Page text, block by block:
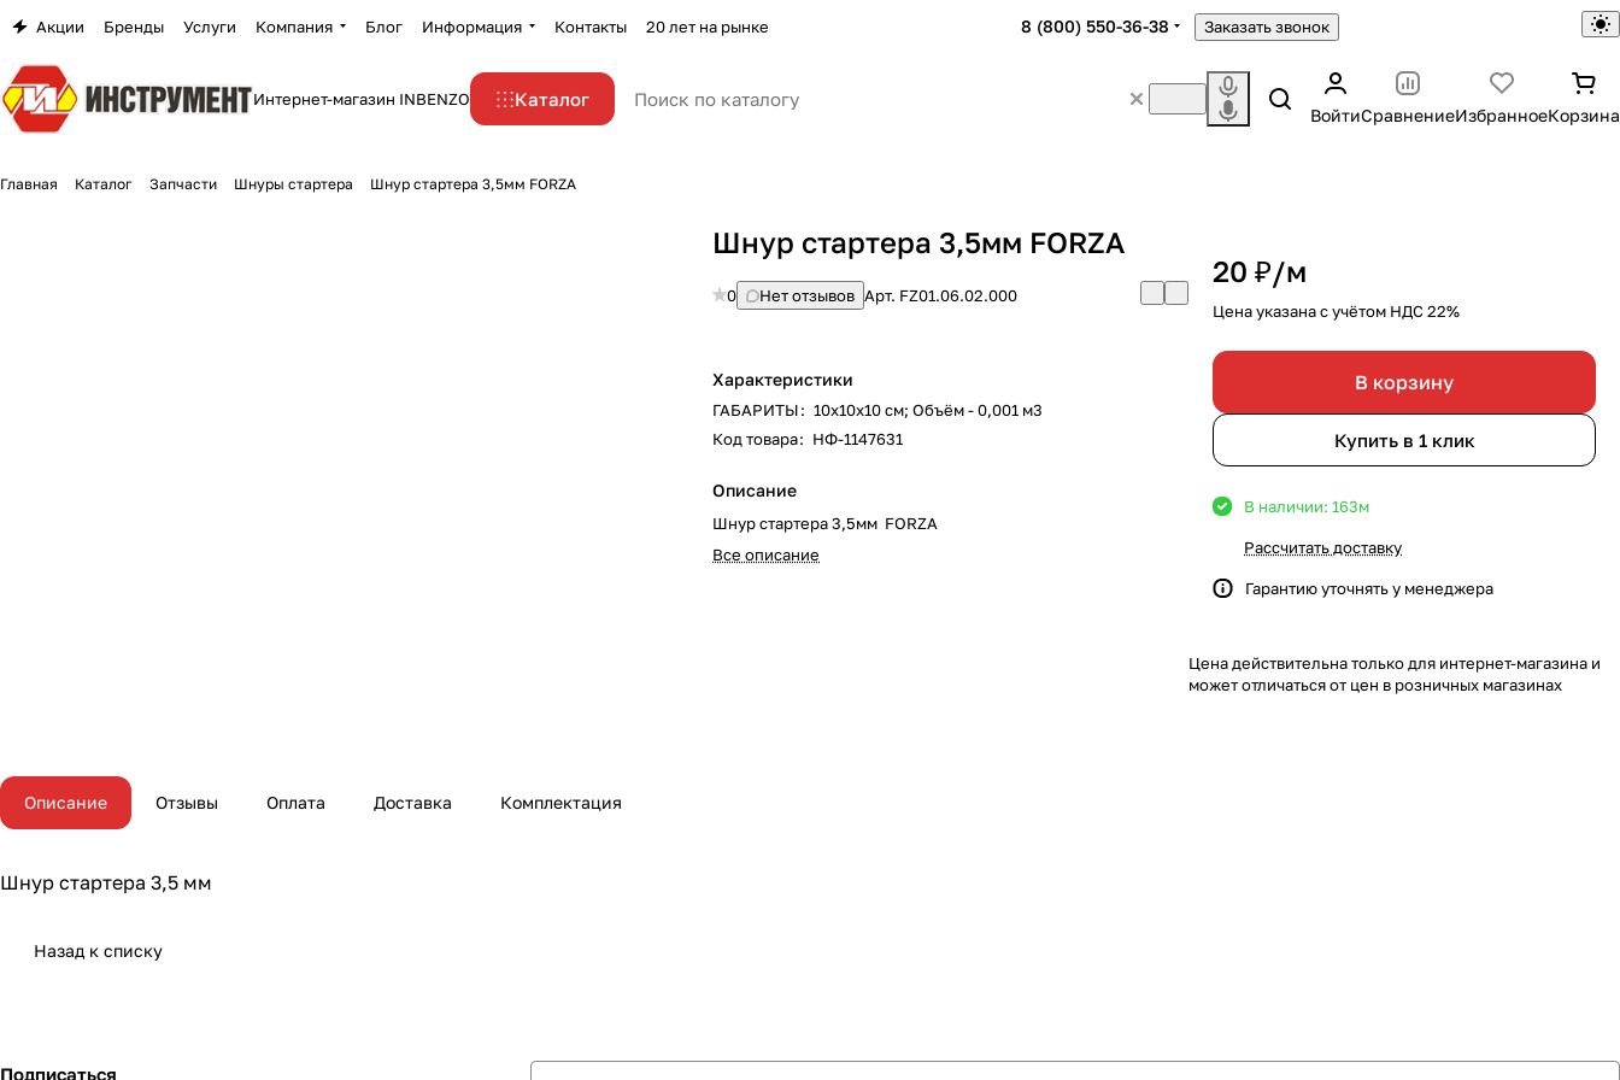
Акции Бренды Услуги Компания Блог Информация Контакты 20 лет на рынке 8 (800) 550-36-38 Заказать звонок
Интернет-магазин INBENZO Каталог
ВойтиСравнениеИзбранноеКорзина
Главная Каталог Запчасти Шнуры стартера Шнур стартера 3,5мм FORZA
Шнур стартера 3,5мм FORZA
0 Нет отзывов Арт. FZ01.06.02.000
Характеристики
ГАБАРИТЫ: 10х10х10 см; Объём - 0,001 м3
Код товара: НФ-1147631
Описание
Шнур стартера 3,5мм FORZA
Все описание
20 ₽/м
Цена указана с учётом НДС 22%
В корзину
Купить в 1 клик
В наличии: 163м
Рассчитать доставку
Гарантию уточнять у менеджера
Цена действительна только для интернет-магазина и
может отличаться от цен в розничных магазинах
Описание Отзывы Оплата Доставка Комплектация
Шнур стартера 3,5 мм
Назад к списку
Подписаться